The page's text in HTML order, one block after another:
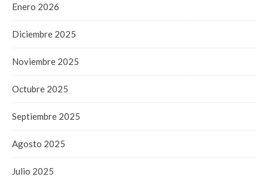
Enero 2026
Diciembre 2025
Noviembre 2025
Octubre 2025
Septiembre 2025
Agosto 2025
Julio 2025